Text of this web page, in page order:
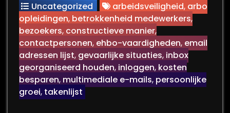
Uncategorized arbeidsveiligheid, arbo
opleidingen, betrokkenheid medewerkers,
bezoekers, constructieve manier,
contactpersonen, ehbo-vaardigheden, email
adressen lijst, gevaarlijke situaties, inbox
georganiseerd houden, inloggen, kosten
besparen, multimediale e-mails, persoonlijke
groei, takenlijst